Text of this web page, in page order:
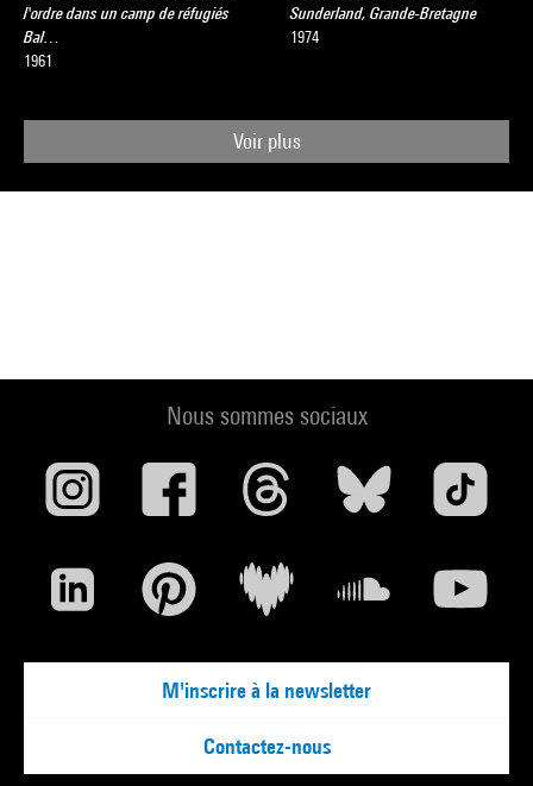
l'ordre dans un camp de réfugiés
Bal…
1961
Sunderland, Grande-Bretagne
1974
Voir plus
Nous sommes sociaux
M'inscrire à la newsletter
Contactez-nous